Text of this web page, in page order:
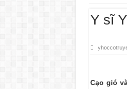
Y sĩ
Cạo gió